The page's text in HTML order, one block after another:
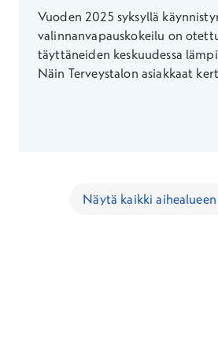
Vuoden 2025 syksyllä
valinnanvapauskokeilu on
täyttäneiden keskuudessa
Näin Terveystalon asiakkaat
Näytä kaikki